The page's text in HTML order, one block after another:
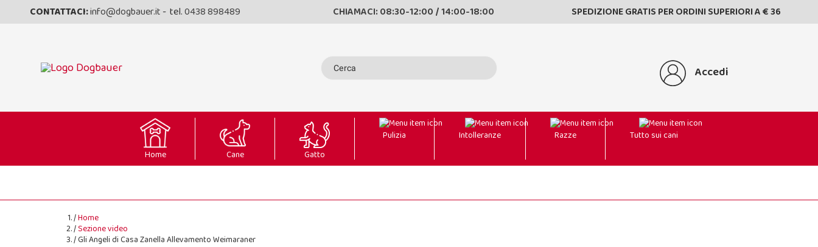
CONTATTACI:info@dogbauer.it - tel.0438 898489 CHIAMACI: 08:30-12:00 / 14:00-18:00 SPEDIZIONE GRATIS PER ORDINI SUPERIORI A € 36
Accedi
Home Cane Gatto
Pulizia Intolleranze Razze Tutto sui cani
Home
Sezione video
Gli Angeli di Casa Zanella Allevamento Weimaraner